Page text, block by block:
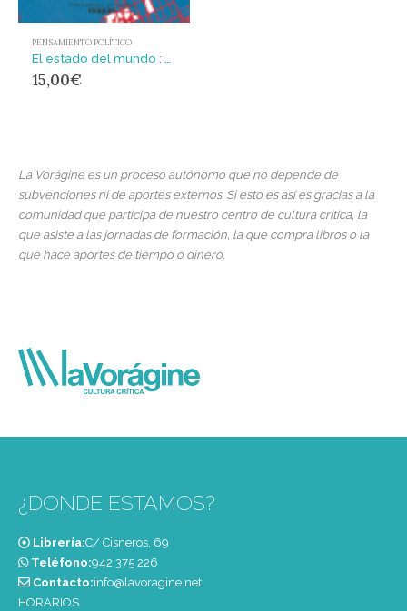
PENSAMIENTO POLÍTICO
El estado del mundo : contraperspectivas
15,00€
La Vorágine es un proceso autónomo que no depende de
subvenciones ni de aportes externos. Si esto es así es gracias a la
comunidad que participa de nuestro centro de cultura crítica, la
que asiste a las jornadas de formación, la que compra libros o la
que hace aportes de tiempo o dinero.
¿DONDE ESTAMOS?
Librería:C/ Cisneros, 69
Teléfono:‭942 375 226‬
Contacto:info@lavoragine.net
HORARIOS